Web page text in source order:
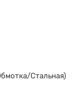
Стальная)